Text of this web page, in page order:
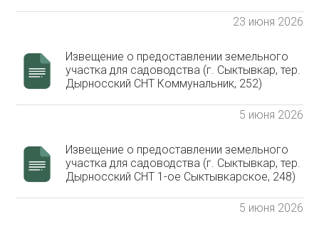
23 июня 2026
Извещение о предоставлении земельного
участка для садоводства (г. Сыктывкар, тер.
Дырносский СНТ Коммунальник, 252)
5 июня 2026
Извещение о предоставлении земельного
участка для садоводства (г. Сыктывкар, тер.
Дырносский СНТ 1-ое Сыктывкарское, 248)
5 июня 2026